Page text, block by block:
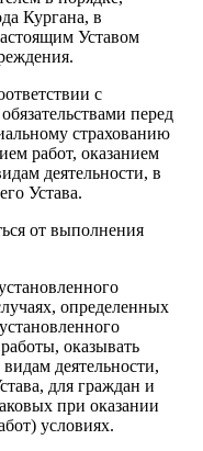
Кургана, в
Уставом
с
перед
страхованию
работ, оказанием
деятельности, в
Устава.
от выполнения
определенных
оказывать
деятельности,
для граждан и
при оказании
условиях.